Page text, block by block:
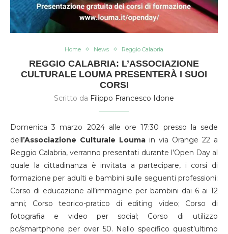
Home News Reggio Calabria
REGGIO CALABRIA: L’ASSOCIAZIONE
CULTURALE LOUMA PRESENTERÀ I SUOI
CORSI
Scritto da Filippo Francesco Idone
Domenica 3 marzo 2024 alle ore 17:30 presso la sede
dell’Associazione Culturale Louma in via Orange 22 a
Reggio Calabria, verranno presentati durante l’Open Day al
quale la cittadinanza è invitata a partecipare, i corsi di
formazione per adulti e bambini sulle seguenti professioni:
Corso di educazione all’immagine per bambini dai 6 ai 12
anni; Corso teorico-pratico di editing video; Corso di
fotografia e video per social; Corso di utilizzo
pc/smartphone per over 50. Nello specifico quest’ultimo